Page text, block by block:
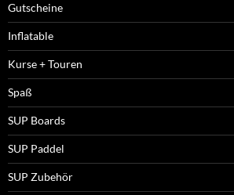
Gutscheine
Inflatable
Kurse + Touren
Spaß
SUP Boards
SUP Paddel
SUP Zubehör